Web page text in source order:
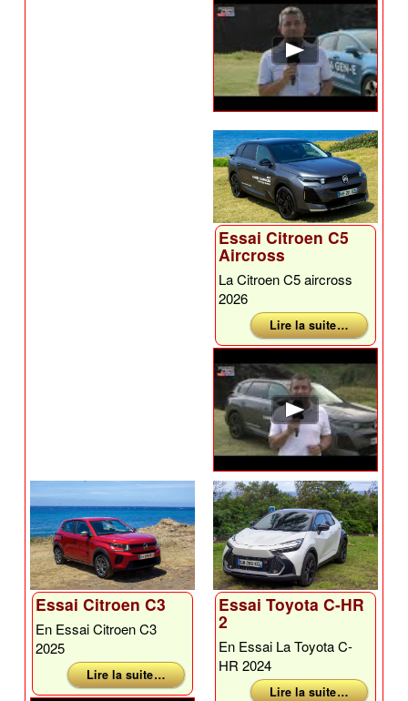
Essai Citroen C5
Aircross
La Citroen C5 aircross
2026
Lire la suite …
Essai Citroen C3
En Essai Citroen C3
2025
Lire la suite …
Essai Toyota C-HR
2
En Essai La Toyota C-
HR 2024
Lire la suite …